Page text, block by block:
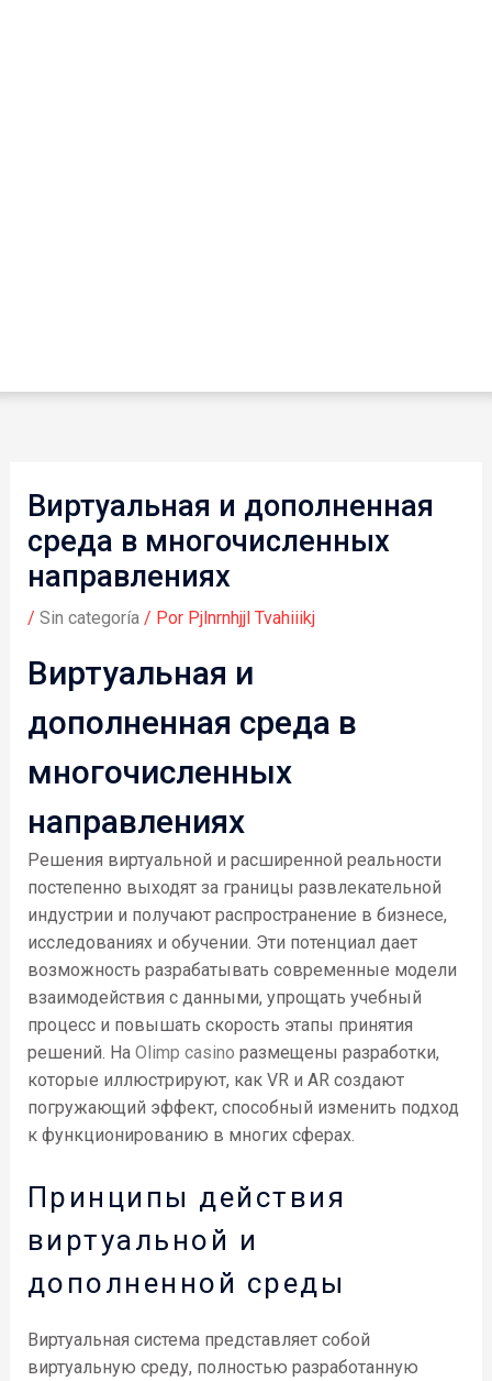
Виртуальная и дополненная
среда в многочисленных
направлениях
/ Sin categoría/ Por Pjlnrnhjjl Tvahiiikj
Виртуальная и
дополненная среда в
многочисленных
направлениях
Решения виртуальной и расширенной реальности
постепенно выходят за границы развлекательной
индустрии и получают распространение в бизнесе,
исследованиях и обучении. Эти потенциал дает
возможность разрабатывать современные модели
взаимодействия с данными, упрощать учебный
процесс и повышать скорость этапы принятия
решений. На Olimp casino размещены разработки,
которые иллюстрируют, как VR и AR создают
погружающий эффект, способный изменить подход
к функционированию в многих сферах.
Принципы действия
виртуальной и
дополненной среды
Виртуальная система представляет собой
виртуальную среду, полностью разработанную